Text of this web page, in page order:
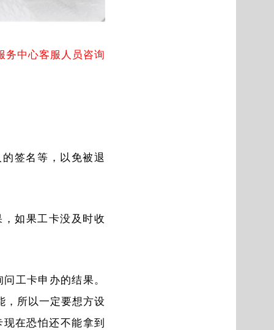
务中心客服人员咨询
签名等，以免被退
如果工卡没及时收
工卡申办的结果。
，所以一定要想方设
在恐怕还不能拿到